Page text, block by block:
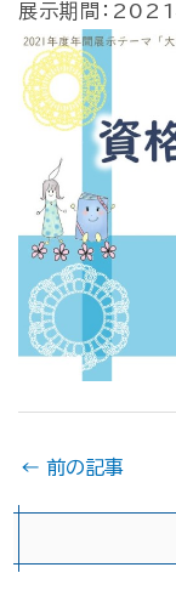
展示期間：2021
← 前の記事